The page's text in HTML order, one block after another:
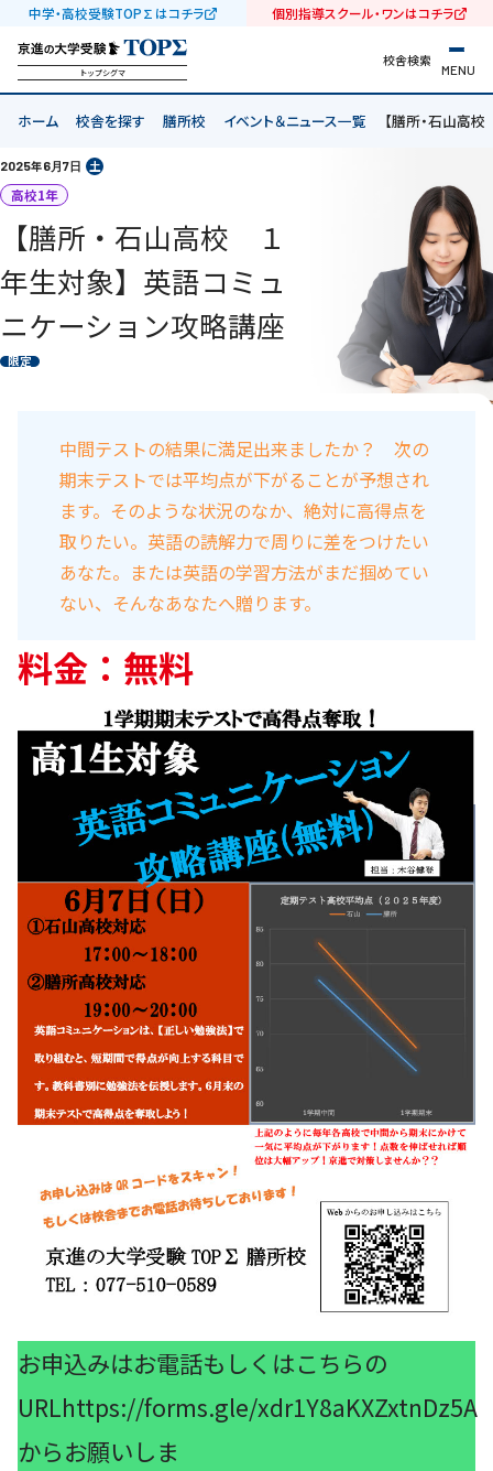
中学・高校受験TOP∑はコチラ 個別指導スクール・ワンはコチラ
トップシグマ
校舎検索
MENU
ホーム 校舎を探す 膳所校 イベント＆ニュース一覧 【膳所・石山高
2025年6月7日 土
高校1年
【膳所・石山高校 １
年生対象】英語コミュ
ニケーション攻略講座
限定
中間テストの結果に満足出来ましたか？ 次の
期末テストでは平均点が下がることが予想され
ます。そのような状況のなか、絶対に高得点を
取りたい。英語の読解力で周りに差をつけたい
あなた。または英語の学習方法がまだ掴めてい
ない、そんなあなたへ贈ります。
料金：無料
お申込みはお電話もしくはこちらの
URLhttps://forms.gle/xdr1Y8aKXZxtnDz5A
からお願いしま